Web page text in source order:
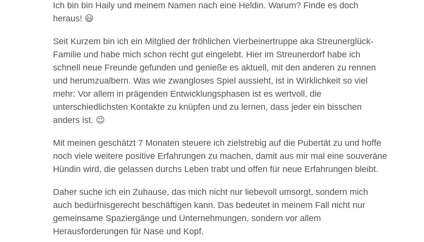
Ich bin bin Haily und meinem Namen nach eine Heldin. Warum? Finde es doch
heraus! 😃
Seit Kurzem bin ich ein Mitglied der fröhlichen Vierbeinertruppe aka Streunerglück-
Familie und habe mich schon recht gut eingelebt. Hier im Streunerdorf habe ich
schnell neue Freunde gefunden und genieße es aktuell, mit den anderen zu rennen
und herumzualbern. Was wie zwangloses Spiel aussieht, ist in Wirklichkeit so viel
mehr: Vor allem in prägenden Entwicklungsphasen ist es wertvoll, die
unterschiedlichsten Kontakte zu knüpfen und zu lernen, dass jeder ein bisschen
anders ist. 😉
Mit meinen geschätzt 7 Monaten steuere ich zielstrebig auf die Pubertät zu und hoffe
noch viele weitere positive Erfahrungen zu machen, damit aus mir mal eine souveräne
Hündin wird, die gelassen durchs Leben trabt und offen für neue Erfahrungen bleibt.
Daher suche ich ein Zuhause, das mich nicht nur liebevoll umsorgt, sondern mich
auch bedürfnisgerecht beschäftigen kann. Das bedeutet in meinem Fall nicht nur
gemeinsame Spaziergänge und Unternehmungen, sondern vor allem
Herausforderungen für Nase und Kopf.